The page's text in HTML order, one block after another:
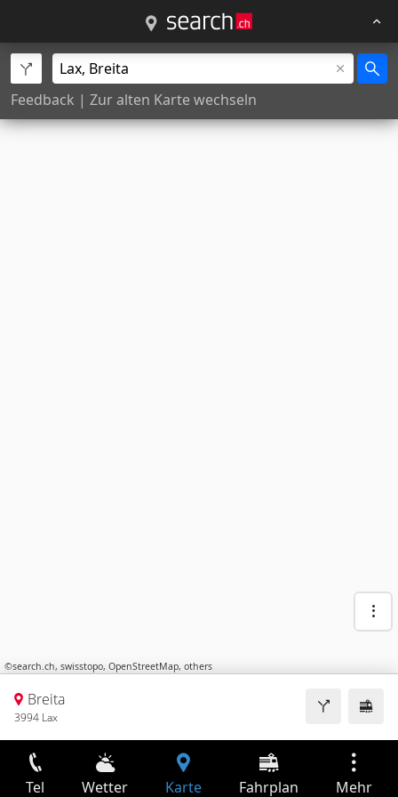
Feedback | Zur alten Karte wechseln
©search.ch, swisstopo, OpenStreetMap, others
Breita
3994 Lax
Tel Wetter Karte Fahrplan Mehr